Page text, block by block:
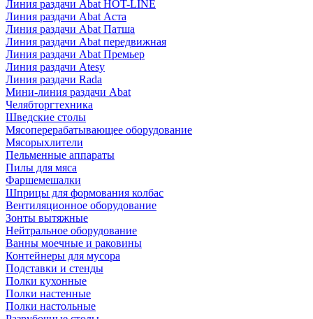
Линия раздачи Abat HOT-LINE
Линия раздачи Abat Аста
Линия раздачи Abat Патша
Линия раздачи Abat передвижная
Линия раздачи Abat Премьер
Линия раздачи Atesy
Линия раздачи Rada
Мини-линия раздачи Abat
Челябторгтехника
Шведские столы
Мясоперерабатывающее оборудование
Мясорыхлители
Пельменные аппараты
Пилы для мяса
Фаршемешалки
Шприцы для формования колбас
Вентиляционное оборудование
Зонты вытяжные
Нейтральное оборудование
Ванны моечные и раковины
Контейнеры для мусора
Подставки и стенды
Полки кухонные
Полки настенные
Полки настольные